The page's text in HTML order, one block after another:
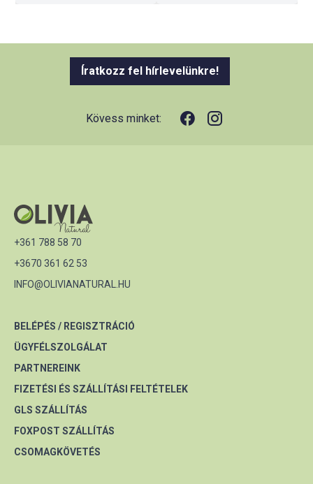
Íratkozz fel hírlevelünkre!
Kövess minket:
+361 788 58 70
+3670 361 62 53
INFO@OLIVIANATURAL.HU
BELÉPÉS / REGISZTRÁCIÓ
ÜGYFÉLSZOLGÁLAT
PARTNEREINK
FIZETÉSI ÉS SZÁLLÍTÁSI FELTÉTELEK
GLS SZÁLLÍTÁS
FOXPOST SZÁLLÍTÁS
CSOMAGKÖVETÉS